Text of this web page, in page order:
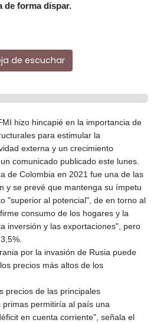
de forma dispar.
de escuchar
hizo hincapié en la importancia de
para estimular la
externa y un crecimiento
comunicado publicado este lunes.
de Colombia en 2021 fue una de las
y se prevé que mantenga su ímpetu
"superior al potencial", de en torno al
consumo de los hogares y la
inversión y las exportaciones", pero
por la invasión de Rusia puede
precios más altos de los
precios de las principales
permitiría al país una
en cuenta corriente", señala el